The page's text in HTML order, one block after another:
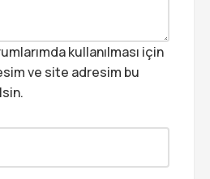
kullanılması için
ve site adresim bu